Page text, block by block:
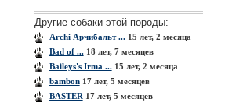
Другие собаки этой породы:
Archi Арчибальт ...15 лет, 2 месяца
Bad of ...18 лет, 7 месяцев
Baileys's Irma ...15 лет, 2 месяца
bambon17 лет, 5 месяцев
BASTER 17 лет, 5 месяцев